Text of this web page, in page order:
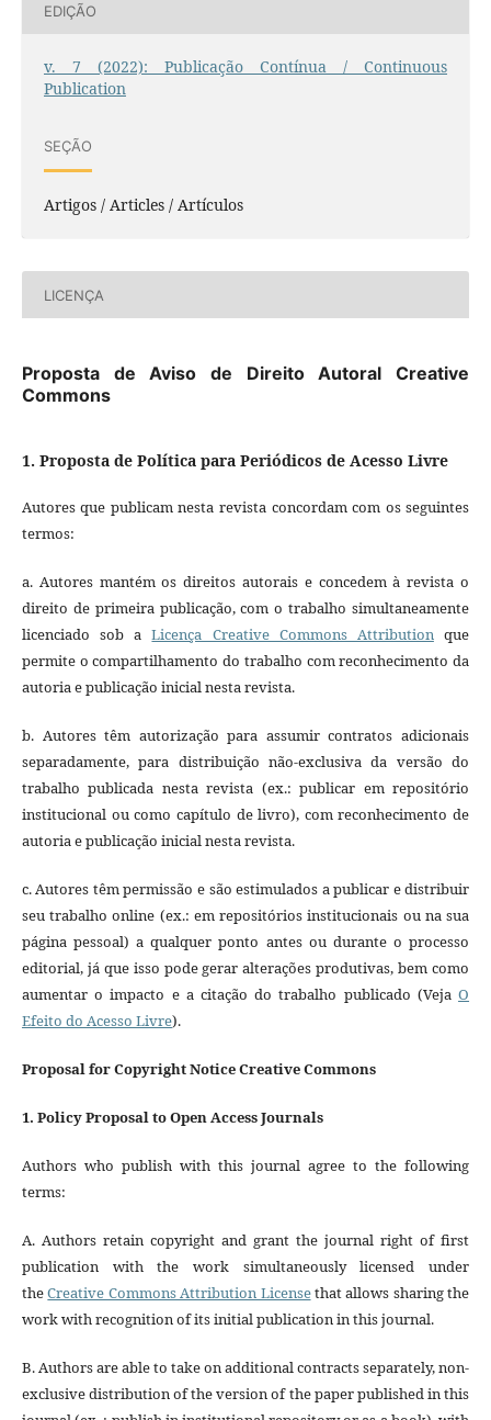
EDIÇÃO
v. 7 (2022): Publicação Contínua / Continuous
Publication
SEÇÃO
Artigos / Articles / Artículos
LICENÇA
Proposta de Aviso de Direito Autoral Creative
Commons
1. Proposta de Política para Periódicos de Acesso Livre
Autores que publicam nesta revista concordam com os seguintes
termos:
a. Autores mantém os direitos autorais e concedem à revista o
direito de primeira publicação, com o trabalho simultaneamente
licenciado sob aLicença Creative Commons Attributionque
permite o compartilhamento do trabalho com reconhecimento da
autoria e publicação inicial nesta revista.
b. Autores têm autorização para assumir contratos adicionais
separadamente, para distribuição não-exclusiva da versão do
trabalho publicada nesta revista (ex.: publicar em repositório
institucional ou como capítulo de livro), com reconhecimento de
autoria e publicação inicial nesta revista.
c. Autores têm permissão e são estimulados a publicar e distribuir
seu trabalho online (ex.: em repositórios institucionais ou na sua
página pessoal) a qualquer ponto antes ou durante o processo
editorial, já que isso pode gerar alterações produtivas, bem como
aumentar o impacto e a citação do trabalho publicado (VejaO
Efeito do Acesso Livre).
Proposal for Copyright Notice Creative Commons
1. Policy Proposal to Open Access Journals
Authors who publish with this journal agree to the following
terms:
A. Authors retain copyright and grant the journal right of first
publication with the work simultaneously licensed under
theCreative Commons Attribution Licensethat allows sharing the
work with recognition of its initial publication in this journal.
B. Authors are able to take on additional contracts separately, non-
exclusive distribution of the version of the paper published in this